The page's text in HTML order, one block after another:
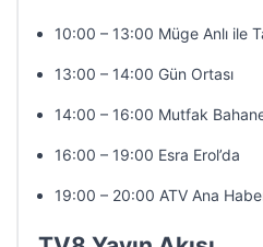
10:00 – 13:00 Müge Anlı ile
13:00 – 14:00 Gün Ortası
14:00 – 16:00 Mutfak
16:00 – 19:00 Esra Erol’da
19:00 – 20:00 ATV Ana